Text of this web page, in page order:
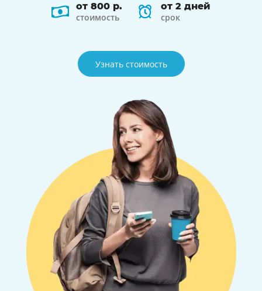
от 800 р.
стоимость
от 2 дней
срок
Узнать стоимость